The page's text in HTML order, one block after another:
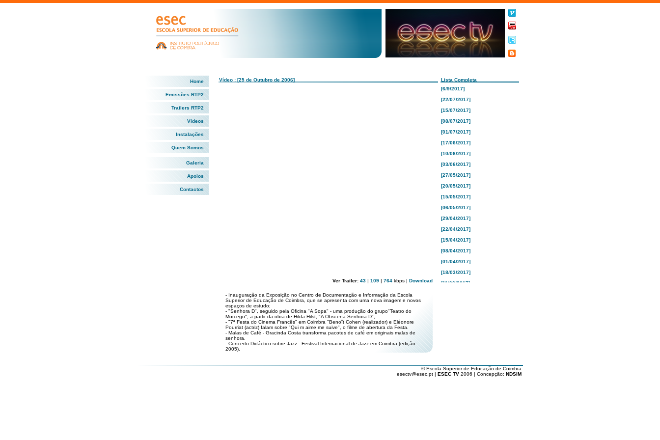
Home
Emissões RTP2
Trailers RTP2
Vídeos
Instalações
Quem Somos
Galeria
Apoios
Contactos
Vídeo : [25 de Outubro de 2006] Lista Completa
Ver Trailer: 43 | 109 | 764 kbps | Download
- Inauguração da Exposição no Centro de Documentação e Informação da Escola
Superior de Educação de Coimbra, que se apresenta com uma nova imagem e novos
espaços de estudo;
- "Senhora D", seguido pela Oficina "A Sopa" - uma produção do grupo"Teatro do
Morcego", a partir da obra de Hilda Hilst, "A Obscena Senhora D";
- "7ª Festa do Cinema Francês" em Coimbra "Benoît Cohen (realizador) e Eléonore
Pourriat (actriz) falam sobre "Qui m aime me suive", o filme de abertura da Festa.
- Malas de Café - Gracinda Costa transforma pacotes de café em originais malas de
senhora.
- Concerto Didáctico sobre Jazz - Festival Internacional de Jazz em Coimbra (edição
2005).
[6/9/2017]
[22/07/2017]
[15/07/2017]
[08/07/2017]
[01/07/2017]
[17/06/2017]
[10/06/2017]
[03/06/2017]
[27/05/2017]
[20/05/2017]
[15/05/2017]
[06/05/2017]
[29/04/2017]
[22/04/2017]
[15/04/2017]
[08/04/2017]
[01/04/2017]
[18/03/2017]
[11/03/2017]
[16/01/2017]
© Escola Superior de Educação de Coimbra
esectv@esec.pt | ESEC TV 2006 | Concepção: NDSiM